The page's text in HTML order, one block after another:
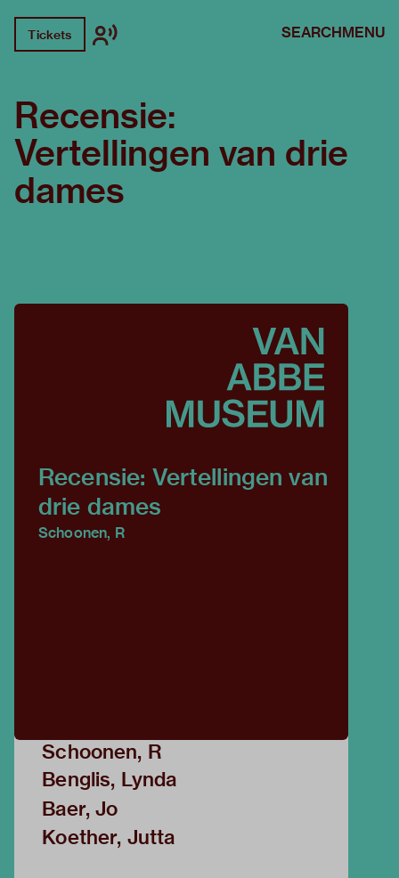
Tickets SEARCHMENU
Recensie:
Vertellingen van drie
dames
Recensie: Vertellingen van
drie dames
Schoonen, R
Schoonen, R
Benglis, Lynda
Baer, Jo
Koether, Jutta